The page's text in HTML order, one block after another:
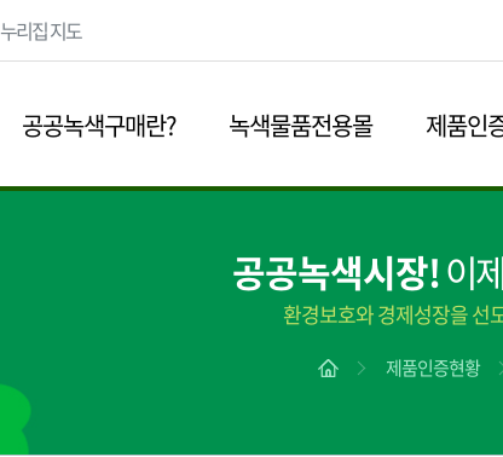
누리집 지도
공공녹색구매란? 녹색물품전용몰 제품인
공공녹색시장!이
환경보호와 경제성장을 선
제품인증현황